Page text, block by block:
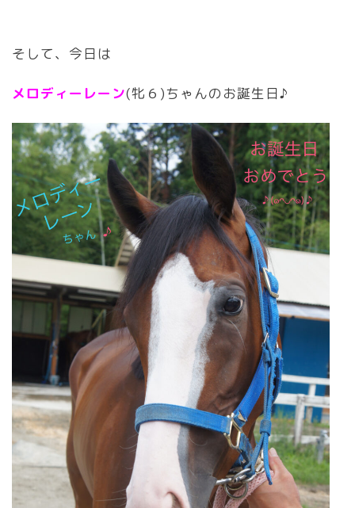
そして、今日は
メロディーレーン(牝６)ちゃんのお誕生日♪